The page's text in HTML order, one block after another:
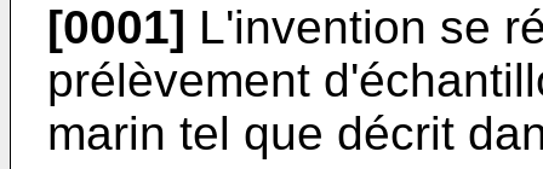
[0001] L'invention se
prélèvement
marin tel que décrit